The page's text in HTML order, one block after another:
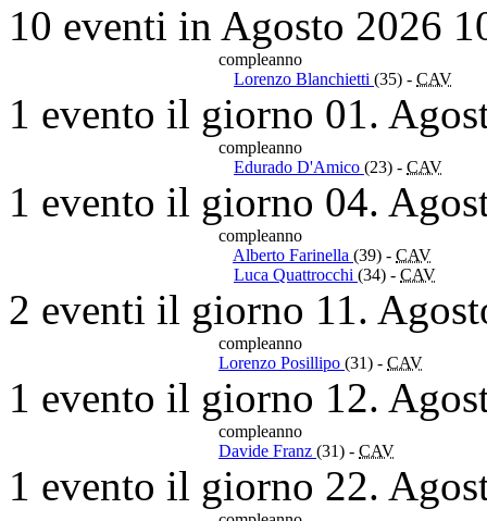
10 eventi in Agosto 2026
compleanno
Lorenzo Blanchietti (35) - CAV
1 evento il giorno 01.
compleanno
Edurado D'Amico (23) - CAV
1 evento il giorno 04.
compleanno
Alberto Farinella (39) - CAV
Luca Quattrocchi (34) - CAV
2 eventi il giorno 11.
compleanno
Lorenzo Posillipo (31) - CAV
1 evento il giorno 12.
compleanno
Davide Franz (31) - CAV
1 evento il giorno 22.